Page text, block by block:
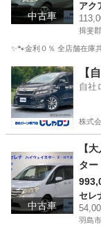
中古車
アク
揖斐郡
✨🐾金利０％ 全店舗在庫
岐阜 揖斐郡 ア
【
自社
株式
中古車
【
ター
ァミ
セレ
羽島市